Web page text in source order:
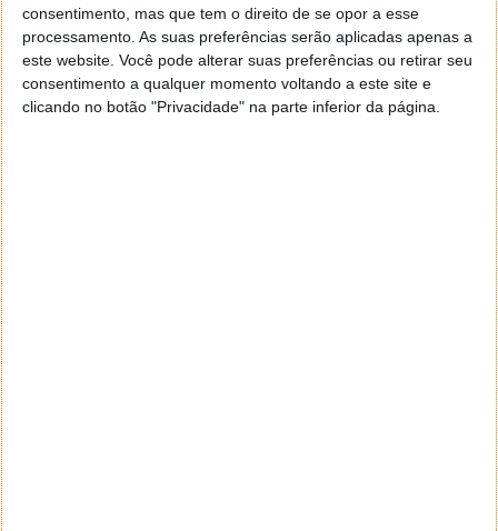
consentimento, mas que tem o direito de se opor a esse
processamento. As suas preferências serão aplicadas apenas a
este website. Você pode alterar suas preferências ou retirar seu
consentimento a qualquer momento voltando a este site e
clicando no botão "Privacidade" na parte inferior da página.
Tags: Linux Wine